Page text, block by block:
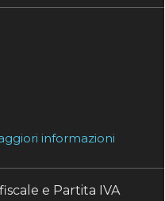
informazioni
e Partita IVA